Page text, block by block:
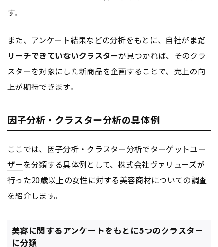
す。
また、アンケート結果などの分析をもとに、自社がまだ
リーチできていないクラスターが見つかれば、そのクラ
スターを対象にした新商品を企画することで、売上の向
上が期待できます。
因子分析・クラスター分析の具体例
ここでは、因子分析・クラスター分析でターゲットユー
ザーを分類する具体例として、株式会社ヴァリューズが
行った20歳以上の女性に対する美容商材についての調査
を紹介します。
美容に関するアンケートをもとに5つのクラスター
に分類